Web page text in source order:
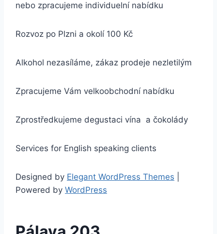
nebo zpracujeme individuelní nabídku
Rozvoz po Plzni a okolí 100 Kč
Alkohol nezasíláme, zákaz prodeje nezletilým
Zpracujeme Vám velkoobchodní nabídku
Zprostředkujeme degustaci vína a čokolády
Services for English speaking clients
Designed by Elegant WordPress Themes
Powered by WordPress